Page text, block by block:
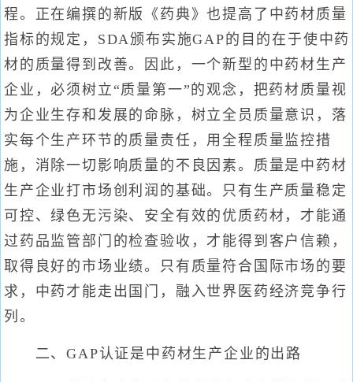
程。正在编撰的新版《药典》也提高了中药材质量
指标的规定，SDA颁布实施GAP的目的在于使中药
材的质量得到改善。因此，一个新型的中药材生产
企业，必须树立“质量第一”的观念，把药材质量视
为企业生存和发展的命脉，树立全员质量意识，落
实每个生产环节的质量责任，用全程质量监控措
施，消除一切影响质量的不良因素。质量是中药材
生产企业打市场创利润的基础。只有生产质量稳定
可控、绿色无污染、安全有效的优质药材，才能通
过药品监管部门的检查验收，才能得到客户信赖，
取得良好的市场业绩。只有质量符合国际市场的要
求，中药才能走出国门，融入世界医药经济竞争行
列。
二、GAP认证是中药材生产企业的出路